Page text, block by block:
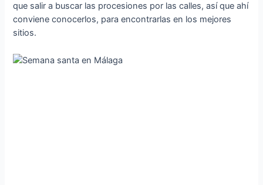
que salir a buscar las procesiones por las calles, así que ahí
conviene conocerlos, para encontrarlas en los mejores
sitios.